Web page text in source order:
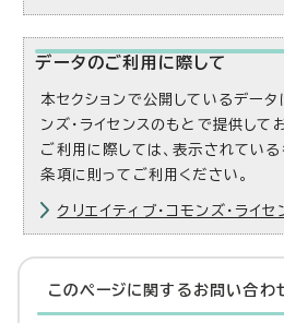
データのご利用に際して
本セクションで公開しているデータ
ンズ・ライセンスのもとで提供して
ご利用に際しては、表示されてい
条項に則ってご利用ください。
クリエイティブ・コモンズ・ライセ
このページに関する お問い合わ